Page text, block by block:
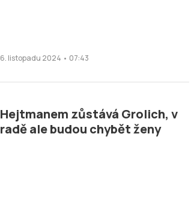
6. listopadu 2024 • 07:43
Hejtmanem zůstává Grolich, v
radě ale budou chybět ženy